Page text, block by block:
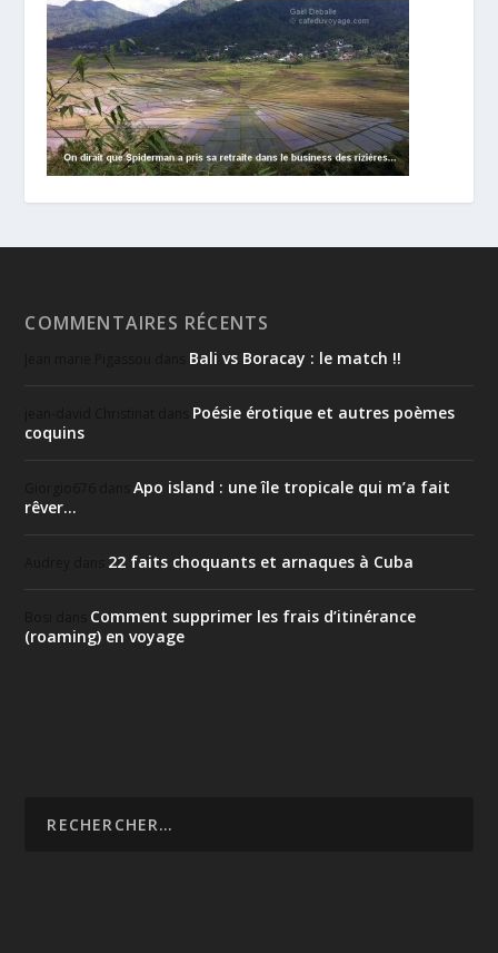
COMMENTAIRES RÉCENTS
Bali vs Boracay : le match !!
Poésie érotique et autres poèmes
coquins
dansApo island : une île tropicale qui m’a fait
rêver…
22 faits choquants et arnaques à Cuba
Comment supprimer les frais d’itinérance
(roaming) en voyage